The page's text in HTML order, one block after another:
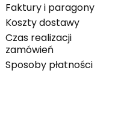
Faktury i paragony
Koszty dostawy
Czas realizacji
zamówień
Sposoby płatności